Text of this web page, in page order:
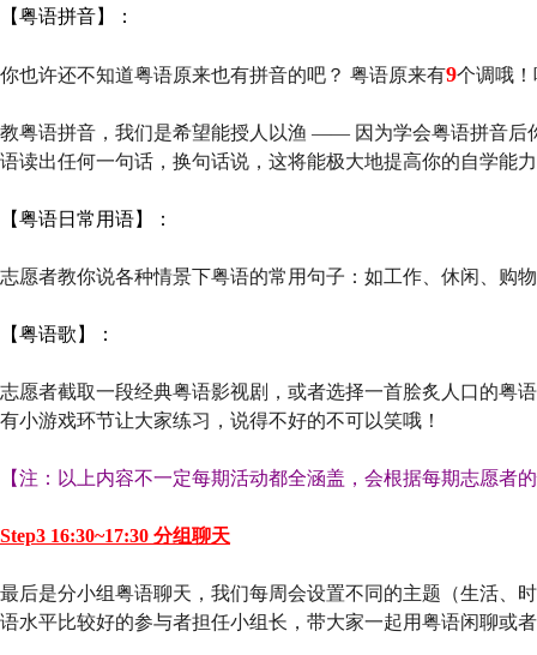
【粤语拼音】：
你也许还不知道粤语原来也有拼音的吧？ 粤语原来有9个调哦
教粤语拼音，我们是希望能授人以渔 —— 因为学会粤语拼音后
语读出任何一句话，换句话说，这将能极大地提高你的自学能
【粤语日常用语】：
志愿者教你说各种情景下粤语的常用句子：如工作、休闲、购
【粤语歌】：
志愿者截取一段经典粤语影视剧，或者选择一首脍炙人口的粤
有小游戏环节让大家练习，说得不好的不可以笑哦！
【注：以上内容不一定每期活动都全涵盖，会根据每期志愿者
Step3 16:30~17:30 分组聊天
最后是分小组粤语聊天，我们每周会设置不同的主题（生活、
语水平比较好的参与者担任小组长，带大家一起用粤语闲聊或